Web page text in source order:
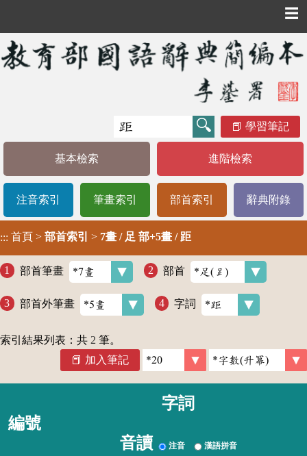
☰
學習筆記
基本檢索 進階檢索
注音索引 筆畫索引 部首索引 辭典附錄
::: 首頁 > 部首索引 > 7畫 / 足 部+5畫 / 距
部首筆畫 部首
部首外筆畫 字詞
索引結果列表：共 2 筆。
加入筆記
編號
字詞
音讀 注音 漢語拼音